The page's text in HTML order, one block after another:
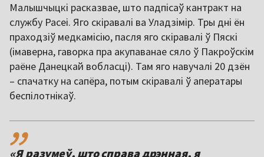
Малышчыцкі расказвае, што падпісаў кантракт на
службу Расеі. Яго скіравалі ва Уладзімір. Тры дні ён
праходзіў медкамісію, пасля яго скіравалі ў Пяскі
(імаверна, гаворка пра акупаванае сяло ў Пакроўскім
раёне Данецкай вобласці). Там яго навучалі 20 дзён
– спачатку на сапёра, потым скіравалі ў аператары
беспілотнікаў.
,,
«Я разумеў, што справа дрэнная, я